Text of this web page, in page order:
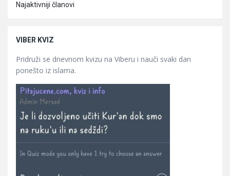
Najaktivniji članovi
VIBER KVIZ
Pridruži se dnevnom kvizu na Viberu i nauči svaki dan
ponešto iz islama.